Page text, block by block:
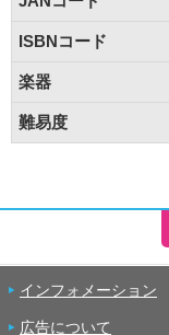
ISBNコード
楽器
難易度
インフォメーション
広告について